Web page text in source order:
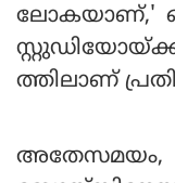
ലോകയാണ്,'
ത്തിലാണ്